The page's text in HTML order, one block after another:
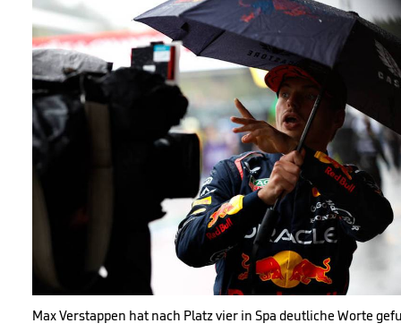
Max Verstappen hat nach Platz vier in Spa deutliche Worte